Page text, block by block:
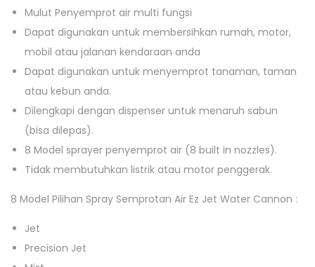
Mulut Penyemprot air multi fungsi
Dapat digunakan untuk membersihkan rumah, motor,
mobil atau jalanan kendaraan anda
Dapat digunakan untuk menyemprot tanaman, taman
atau kebun anda.
Dilengkapi dengan dispenser untuk menaruh sabun
(bisa dilepas).
8 Model sprayer penyemprot air (8 built in nozzles).
Tidak membutuhkan listrik atau motor penggerak.
8 Model Pilihan Spray Semprotan Air Ez Jet Water Cannon :
Jet
Precision Jet